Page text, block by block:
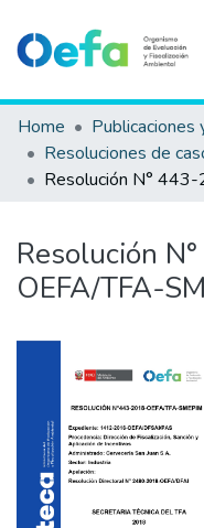
Communities &
All of DSpace
Statistics
Guias ▾
Home
Resolución
OEFA/TFA-